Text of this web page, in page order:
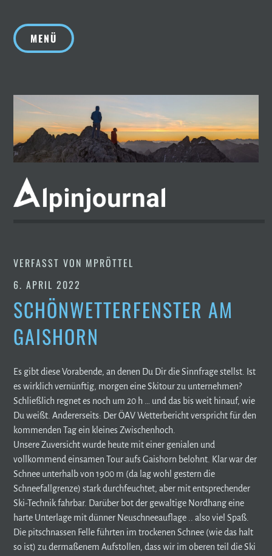
springen
MENÜ
VERFASST VON MPRÖTTEL
6. APRIL 2022
SCHÖNWETTERFENSTER AM
GAISHORN
Es gibt diese Vorabende, an denen Du Dir die Sinnfrage stellst. Ist
es wirklich vernünftig, morgen eine Skitour zu unternehmen?
Schließlich regnet es noch um 20 h … und das bis weit hinauf, wie
Du weißt. Andererseits: Der ÖAV Wetterbericht verspricht für den
kommenden Tag ein kleines Zwischenhoch.
Unsere Zuversicht wurde heute mit einer genialen und
vollkommend einsamen Tour aufs Gaishorn belohnt. Klar war der
Schnee unterhalb von 1900 m (da lag wohl gestern die
Schneefallgrenze) stark durchfeuchtet, aber mit entsprechender
Ski-Technik fahrbar. Darüber bot der gewaltige Nordhang eine
harte Unterlage mit dünner Neuschneeauflage .. also viel Spaß.
Die pitschnassen Felle führten im trockenen Schnee (wie das halt
so ist) zu dermaßenem Aufstollen, dass wir im oberen teil die Ski